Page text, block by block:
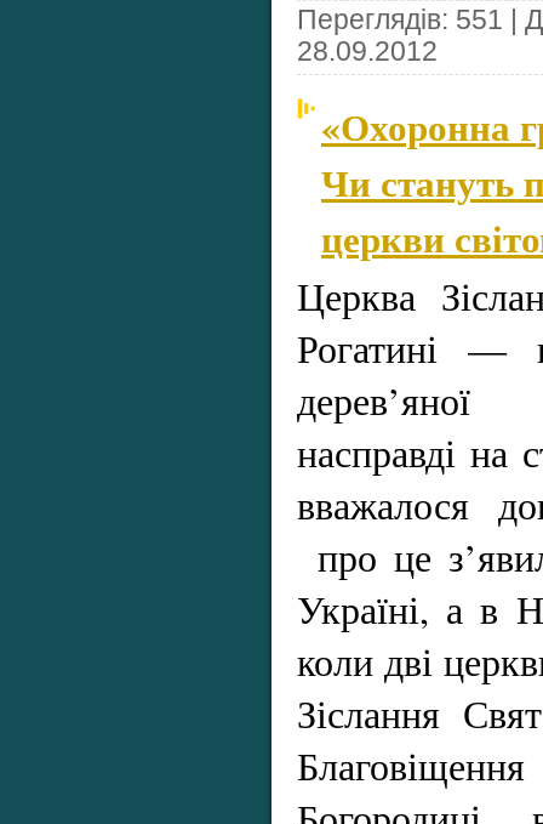
Переглядів: 551 |
28.09.2012
«Охоронна
Чи стануть
церкви
Церква
Рогатині —
насправді на
вважалося
про це
Україні, а в
коли дві
Зіслання